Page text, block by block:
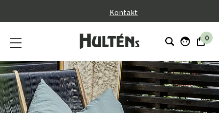
Kontakt
0